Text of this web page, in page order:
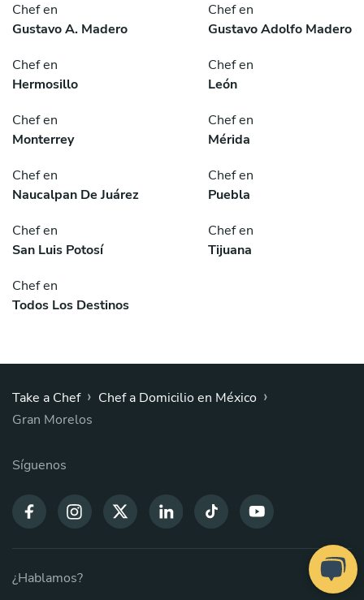
Chef en
Gustavo A. Madero
Chef en
Gustavo Adolfo Madero
Chef en
Hermosillo
Chef en
León
Chef en
Monterrey
Chef en
Mérida
Chef en
Naucalpan De Juárez
Chef en
Puebla
Chef en
San Luis Potosí
Chef en
Tijuana
Chef en
Todos Los Destinos
Take a Chef › Chef a Domicilio en México ›
Gran Morelos
Síguenos
¿Hablamos?